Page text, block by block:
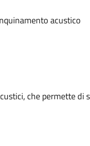
acustico
che permette